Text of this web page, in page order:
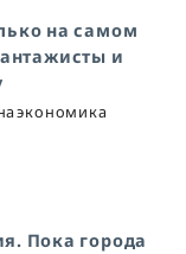
на самом
и
экономика
Пока города